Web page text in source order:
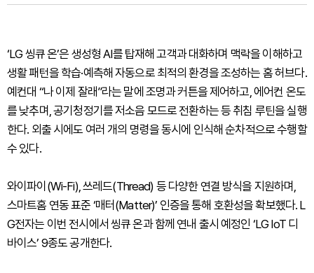
‘LG 씽큐 온’은 생성형 AI를 탑재해 고객과 대화하며 맥락을 이해하고
생활 패턴을 학습·예측해 자동으로 최적의 환경을 조성하는 홈 허브다.
예컨대 “나 이제 잘래”라는 말에 조명과 커튼을 제어하고, 에어컨 온도
를 낮추며, 공기청정기를 저소음 모드로 전환하는 등 취침 루틴을 실행
한다. 외출 시에도 여러 개의 명령을 동시에 인식해 순차적으로 수행할
수 있다.
와이파이(Wi-Fi), 쓰레드(Thread) 등 다양한 연결 방식을 지원하며,
스마트홈 연동 표준 ‘매터(Matter)’ 인증을 통해 호환성을 확보했다. L
G전자는 이번 전시에서 씽큐 온과 함께 연내 출시 예정인 ‘LG IoT 디
바이스’ 9종도 공개한다.